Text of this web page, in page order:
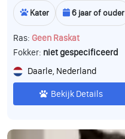
Kater 6 jaar of ouder
Ras: Geen Raskat
Fokker: niet gespecificeerd
Daarle, Nederland
Bekijk Details